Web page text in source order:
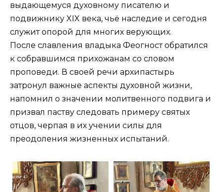
выдающемуся духовному писателю и
подвижнику XIX века, чьё наследие и сегодня
служит опорой для многих верующих.
После славления владыка Феогност обратился
к собравшимся прихожанам со словом
проповеди. В своей речи архипастырь
затронул важные аспекты духовной жизни,
напомнил о значении молитвенного подвига и
призвал паству следовать примеру святых
отцов, черпая в их учении силы для
преодоления жизненных испытаний.